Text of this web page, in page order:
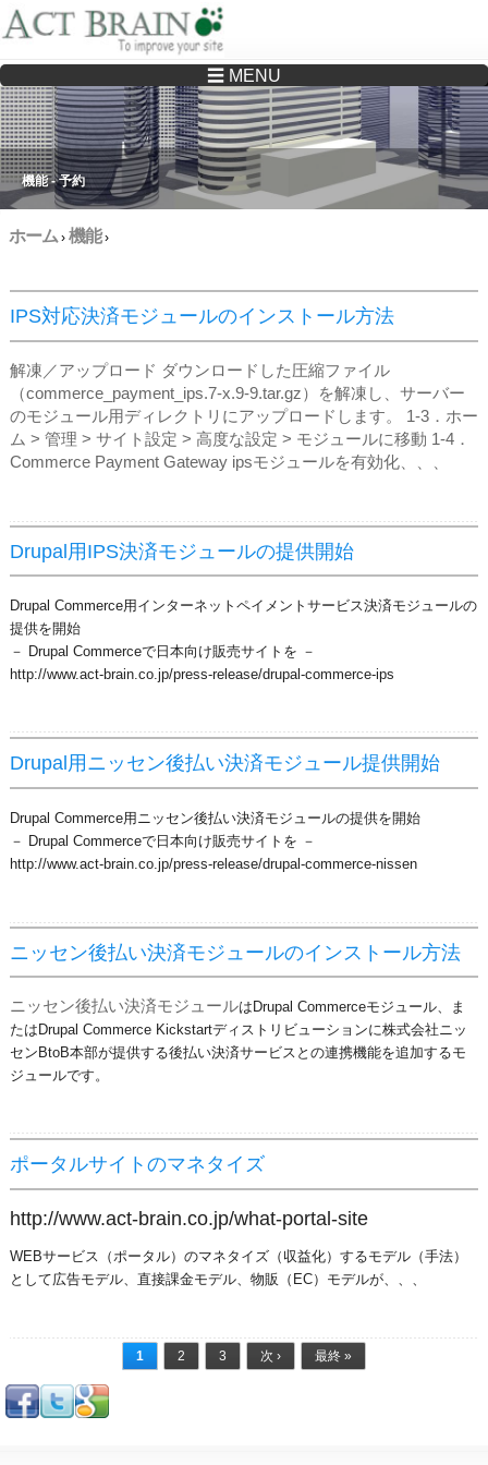
Drupalサイトの制作・保守をどこに頼んでいいか分からない方へ…まずはご相談く
ださい
☰ MENU
機能 - 予約
ホーム› 機能›
IPS対応決済モジュールのインストール方法
解凍／アップロード ダウンロードした圧縮ファイル
（commerce_payment_ips.7-x.9-9.tar.gz）を解凍し、サーバー
のモジュール用ディレクトリにアップロードします。 1‐3．ホー
ム > 管理 > サイト設定 > 高度な設定 > モジュールに移動 1‐4．
Commerce Payment Gateway ipsモジュールを有効化、、、
Drupal用IPS決済モジュールの提供開始
Drupal Commerce用インターネットペイメントサービス決済モジュールの
提供を開始
－ Drupal Commerceで日本向け販売サイトを －
http://www.act-brain.co.jp/press-release/drupal-commerce-ips
Drupal用ニッセン後払い決済モジュール提供開始
Drupal Commerce用ニッセン後払い決済モジュールの提供を開始
－ Drupal Commerceで日本向け販売サイトを －
http://www.act-brain.co.jp/press-release/drupal-commerce-nissen
ニッセン後払い決済モジュールのインストール方法
ニッセン後払い決済モジュールはDrupal Commerceモジュール、ま
たはDrupal Commerce Kickstartディストリビューションに株式会社ニッ
センBtoB本部が提供する後払い決済サービスとの連携機能を追加するモ
ジュールです。
ポータルサイトのマネタイズ
http://www.act-brain.co.jp/what-portal-site
WEBサービス（ポータル）のマネタイズ（収益化）するモデル（手法）
として広告モデル、 直接課金モデル、 物販（EC）モデルが、、、
1 2 3 次 › 最終 »